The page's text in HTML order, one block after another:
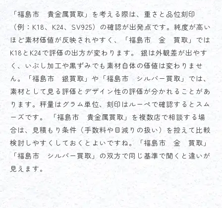
「福島市 貴金属買取」を考える際は、重さと品位刻印
（例：K18、K24、SV925）の確認が出発点です。純度が高い
ほど素材価値が反映されやすく、「福島市 金 買取」では
K18とK24で評価の出方が変わります。 銀は外観差が出やす
く、いぶし加工や黒ずみでも素材自体の価値は変わりませ
ん。「福島市 銀買取」や「福島市 シルバー買取」では、
素材として見る評価とデザイン性の評価が分かれることがあ
ります。秤量はグラム単位、刻印はルーペで確認するとスム
ーズです。 「福島市 貴金属買取」を複数店で相談する場
合は、見積もり条件（手数料や目減りの扱い）を控えて比較
検討しやすくしておくとよいですね。「福島市 金 買取」
「福島市 シルバー買取」の双方で同じ基準で聞くと違いが
見えます。